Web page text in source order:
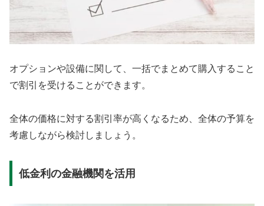
オプションや設備に関して、一括でまとめて購入すること
で割引を受けることができます。
全体の価格に対する割引率が高くなるため、全体の予算を
考慮しながら検討しましょう。
低金利の金融機関を活用